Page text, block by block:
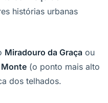
histórias urbanas
Miradouro da Graça ou
(o ponto mais alto
dos telhados.